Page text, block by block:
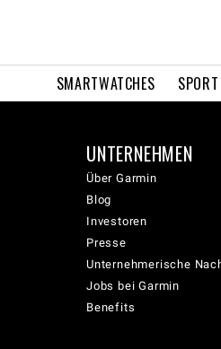
SMARTWATCHES
UNTERNEHMEN
Über Garmin
Blog
Investoren
Presse
Unternehmerische
Jobs bei Garmin
Benefits